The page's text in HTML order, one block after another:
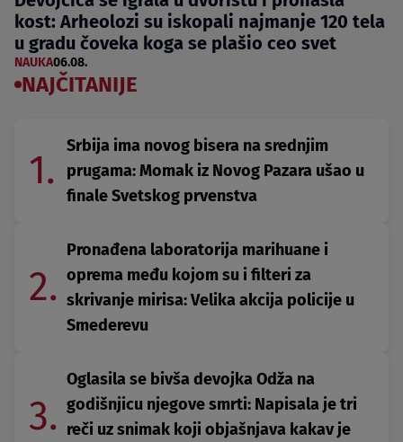
kost: Arheolozi su iskopali najmanje 120 tela
u gradu čoveka koga se plašio ceo svet
NAUKA06.08.
NAJČITANIJE
1.
Srbija ima novog bisera na srednjim
prugama: Momak iz Novog Pazara ušao u
finale Svetskog prvenstva
2.
Pronađena laboratorija marihuane i
oprema među kojom su i filteri za
skrivanje mirisa: Velika akcija policije u
Smederevu
3.
Oglasila se bivša devojka Odža na
godišnjicu njegove smrti: Napisala je tri
reči uz snimak koji objašnjava kakav je